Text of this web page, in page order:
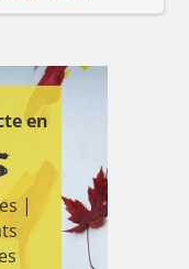
en
|